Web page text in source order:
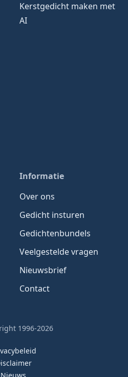
Kerstgedicht maken met
AI
Informatie
Over ons
Gedicht insturen
Gedichtenbundels
Veelgestelde vragen
Nieuwsbrief
Contact
1996-2026